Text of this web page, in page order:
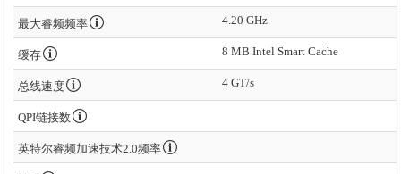
最大睿频频率 4.20 GHz
缓存 8 MB Intel Smart Cache
总线速度 4 GT/s
QPI链接数
英特尔睿频加速技术2.0频率